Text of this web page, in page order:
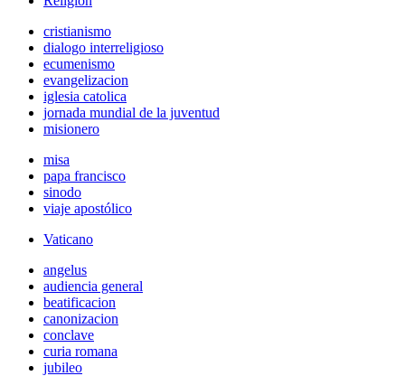
cristianismo
dialogo interreligioso
ecumenismo
evangelizacion
iglesia catolica
jornada mundial de la juventud
misionero
misa
papa francisco
sinodo
viaje apostólico
Vaticano
angelus
audiencia general
beatificacion
canonizacion
conclave
curia romana
jubileo